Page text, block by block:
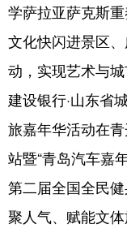
学萨拉亚萨克斯
文化快闪进景区
动，实现艺术与
建设银行·山东省
旅嘉年华活动在
站暨“青岛汽车嘉
第二届全国全民
聚人气、赋能文体